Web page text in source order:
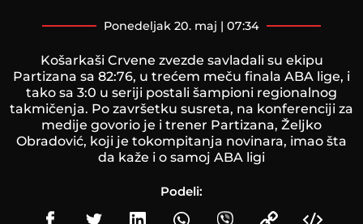
ponedeljak 20. maj | 07:34
Košarkaši Crvene zvezde savladali su ekipu
Partizana sa 82:76, u trećem meču finala ABA lige, i
tako sa 3:0 u seriji postali šampioni regionalnog
takmičenja. Po završetku susreta, na konferenciji za
medije govorio je i trener Partizana, Željko
Obradović, koji je tokompitanja novinara, imao šta
da kaže i o samoj ABA ligi
Podeli: